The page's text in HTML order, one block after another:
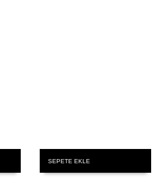
SEPETE EKLE